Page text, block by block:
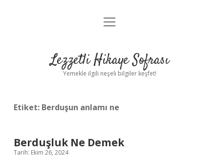
Anasayfa
Yasal Uyarı
menüyü
Lezzetli Hikaye Sofrası
Yemekle ilgili neşeli bilgiler keşfet!
Etiket: Berduşun anlamı ne
Berduşluk Ne Demek
Tarih: Ekim 26, 2024